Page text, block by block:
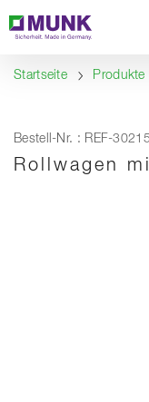
Inhalt
Inhaltsverzeichnis
Navigation
Startseite Produkte
Bestell-Nr. : REF-
Rollwagen